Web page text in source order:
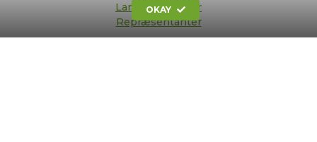
OKAY
Landsbypedeller
Repræsentanter